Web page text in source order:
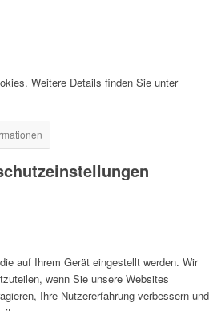
Weitere Details finden Sie unter
auf Ihrem Gerät eingestellt werden. Wir
wenn Sie unsere Websites
Ihre Nutzererfahrung verbessern und